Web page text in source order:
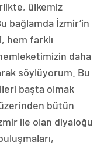
ülkemiz
bağlamda İzmir’in
hem farklı
daha
söylüyorum. Bu
başta olmak
bütün
ile olan diyaloğu